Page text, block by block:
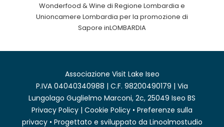
Wonderfood & Wine di Regione Lombardia e
Unioncamere Lombardia per la promozione di
Sapore inLOMBARDIA
Associazione Visit Lake Iseo
P.IVA 04040340988 | C.F. 98200490179 | Via
Lungolago Guglielmo Marconi, 2c, 25049 Iseo BS
Privacy Policy | Cookie Policy • Preferenze sulla
privacy• Progettato e sviluppato da Linoolmostudio